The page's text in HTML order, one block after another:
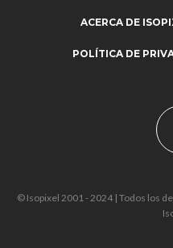
ACERCA DE
POLÍTICA DE
© Isopixel 2001 - 2024 | Todos los